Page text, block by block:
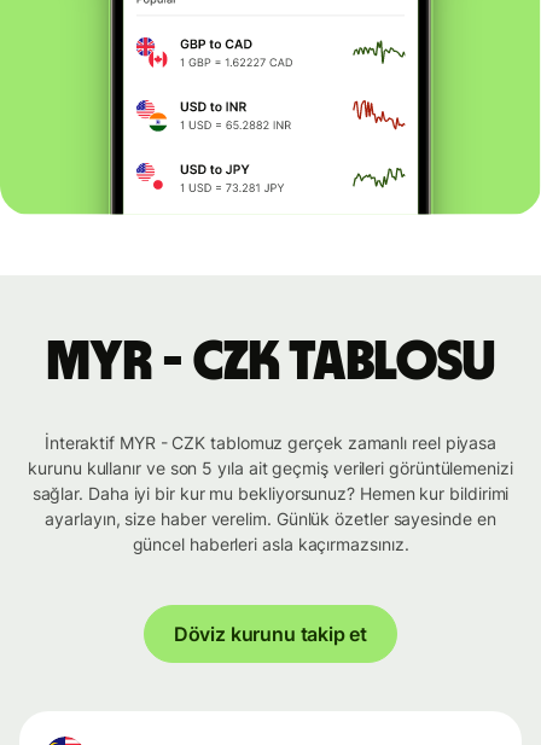
MYR - CZK tablosu
İnteraktif MYR - CZK tablomuz gerçek zamanlı reel piyasa
kurunu kullanır ve son 5 yıla ait geçmiş verileri görüntülemenizi
sağlar. Daha iyi bir kur mu bekliyorsunuz? Hemen kur bildirimi
ayarlayın, size haber verelim. Günlük özetler sayesinde en
güncel haberleri asla kaçırmazsınız.
Döviz kurunu takip et